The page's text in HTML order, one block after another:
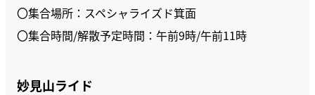
〇集合場所：スペシャライズド箕面
〇集合時間/解散予定時間：午前9時/午前11時
妙見山ライド